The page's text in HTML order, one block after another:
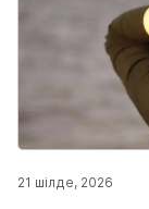
21 шілде, 2026